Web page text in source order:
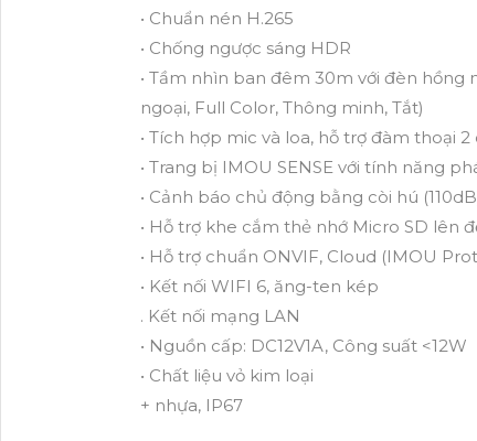
• Chuẩn nén H.265
• Chống ngược sáng HDR
• Tầm nhìn ban đêm 30m với đèn hồng
ngoại, Full Color, Thông minh, Tắt)
• Tích hợp mic và loa, hỗ trợ đàm thoại 2
• Trang bị IMOU SENSE với tính năng
• Cảnh báo chủ động bằng còi hú
• Hỗ trợ khe cắm thẻ nhớ Micro SD lên
• Hỗ trợ chuẩn ONVIF, Cloud (IMOU
• Kết nối WIFI 6, ăng-ten kép
. Kết nối mạng LAN
• Nguồn cấp: DC12V1A, Công suất <12W
• Chất liệu vỏ kim loại
+ nhựa, IP67